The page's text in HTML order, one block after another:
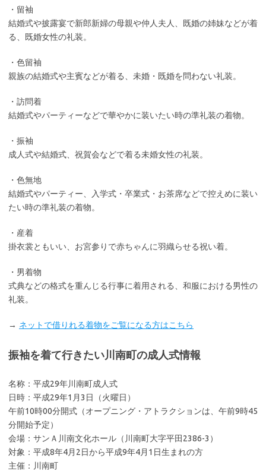
・留袖
結婚式や披露宴で新郎新婦の母親や仲人夫人、既婚の姉妹などが着
る、既婚女性の礼装。
・色留袖
親族の結婚式や主賓などが着る、未婚・既婚を問わない礼装。
・訪問着
結婚式やパーティーなどで華やかに装いたい時の準礼装の着物。
・振袖
成人式や結婚式、祝賀会などで着る未婚女性の礼装。
・色無地
結婚式やパーティー、入学式・卒業式・お茶席などで控えめに装い
たい時の準礼装の着物。
・産着
掛衣裳ともいい、お宮参りで赤ちゃんに羽織らせる祝い着。
・男着物
式典などの格式を重んじる行事に着用される、和服における男性の
礼装。
→ ネットで借りれる着物をご覧になる方はこちら
振袖を着て行きたい川南町の成人式情報
名称：平成29年川南町成人式
日時：平成29年1月3日（火曜日）
午前10時00分開式（オープニング・アトラクションは、午前9時45
分開始予定）
会場：サンＡ川南文化ホール（川南町大字平田2386-3）
対象：平成8年4月2日から平成9年4月1日生まれの方
主催：川南町